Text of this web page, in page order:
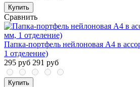
Купить
Сравнить
Папка-портфель нейлоновая A4 в
1 отделение)
295 руб 291 руб
Купить